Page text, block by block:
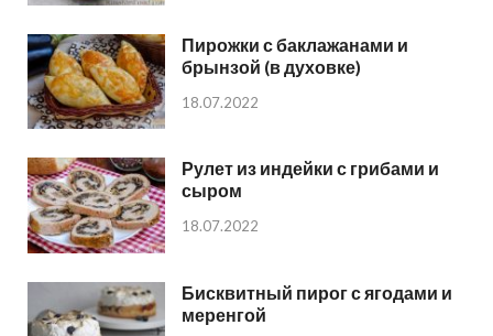
Пирожки с баклажанами и
брынзой (в духовке)
18.07.2022
Рулет из индейки с грибами и
сыром
18.07.2022
Бисквитный пирог с ягодами и
меренгой